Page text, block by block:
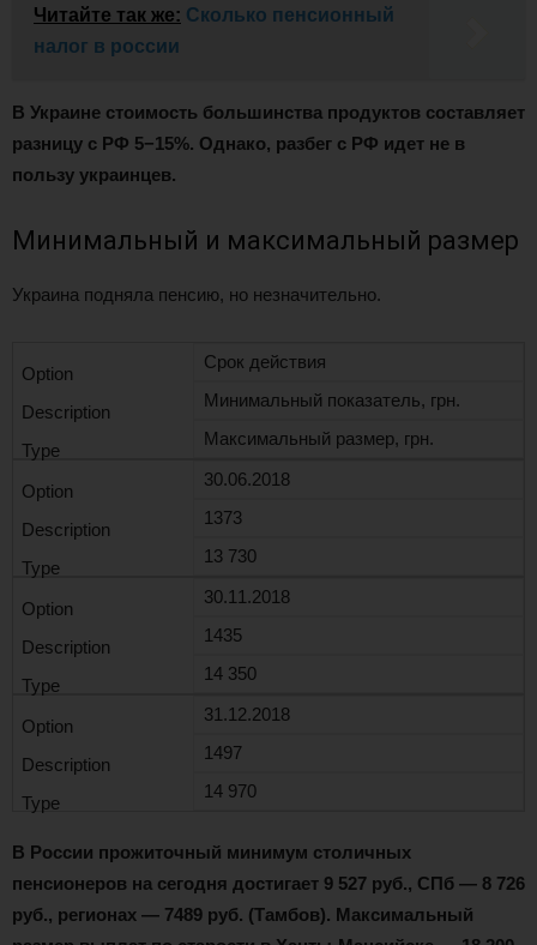
Читайте так же: Сколько пенсионный
налог в россии
В Украине стоимость большинства продуктов составляет
разницу с РФ 5−15%. Однако, разбег с РФ идет не в
пользу украинцев.
Минимальный и максимальный размер
Украина подняла пенсию, но незначительно.
Срок действия
Минимальный показатель, грн.
Максимальный размер, грн.
30.06.2018
1373
13 730
30.11.2018
1435
14 350
31.12.2018
1497
14 970
В России прожиточный минимум столичных
пенсионеров на сегодня достигает 9 527 руб., СПб — 8 726
руб., регионах — 7489 руб. (Тамбов). Максимальный